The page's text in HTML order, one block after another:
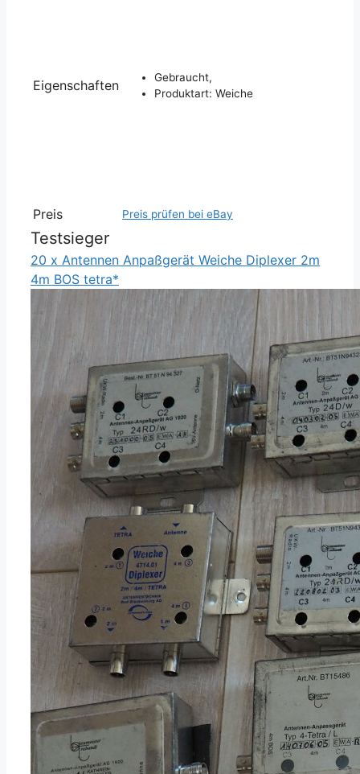
Eigenschaften
Gebraucht,
Produktart: Weiche
Preis Preis prüfen bei eBay
Testsieger
20 x Antennen Anpaßgerät Weiche Diplexer 2m
4m BOS tetra*